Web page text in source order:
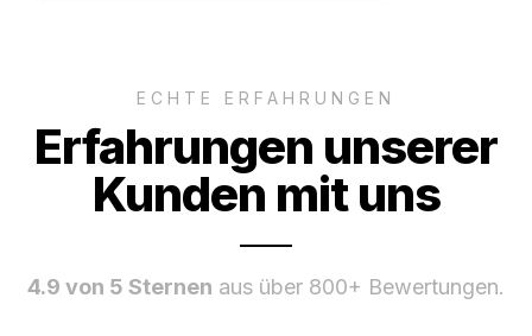
ECHTE ERFAHRUNGEN
Erfahrungen unserer
Kunden mit uns
4.9 von 5 Sternen aus über 800+ Bewertungen.